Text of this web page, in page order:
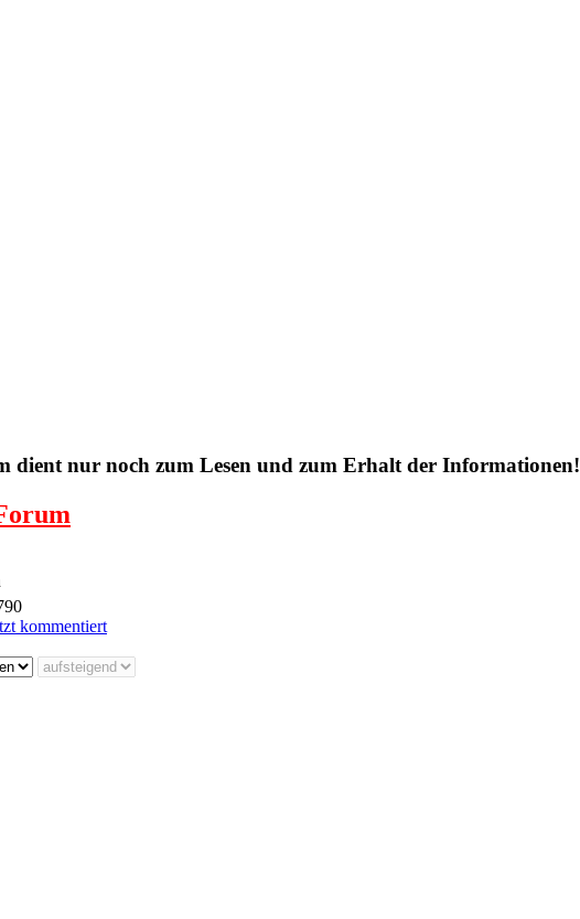
dient nur noch zum Lesen und zum Erhalt der Informationen!
kommentiert